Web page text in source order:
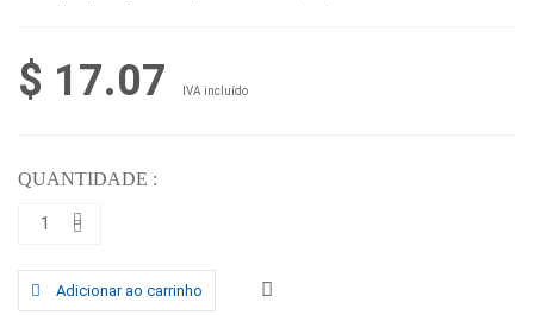
$ 17.07 IVA incluído
QUANTIDADE :
Adicionar ao carrinho